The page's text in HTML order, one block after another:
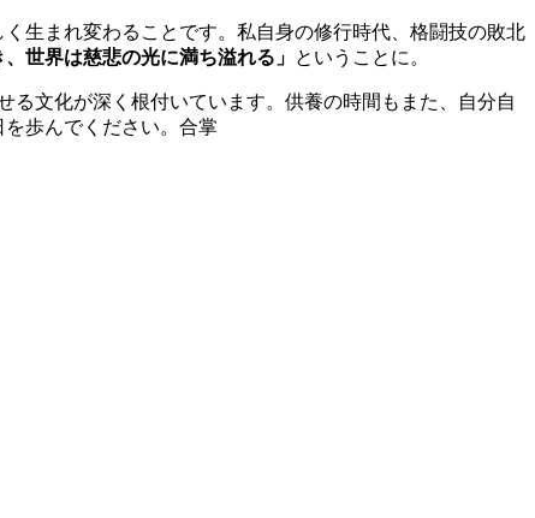
生まれ変わることです。私自身の修行時代、格闘技の敗北
世界は慈悲の光に満ち溢れる」 ということに。
文化が深く根付いています。供養の時間もまた、自分自
歩んでください。合掌